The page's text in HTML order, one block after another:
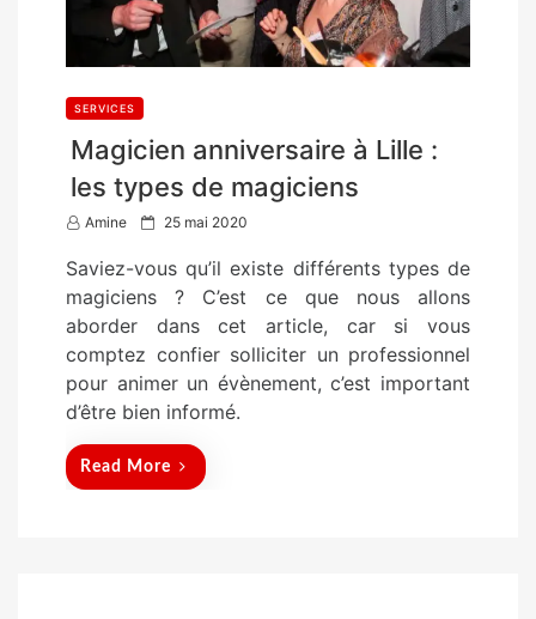
SERVICES
Magicien anniversaire à Lille :
les types de magiciens
Amine
P
s
t
e
d
o
n
25 mai 2020
Saviez-vous qu’il existe différents types de
magiciens ? C’est ce que nous allons
aborder dans cet article, car si vous
comptez confier solliciter un professionnel
pour animer un évènement, c’est important
d’être bien informé.
Read More